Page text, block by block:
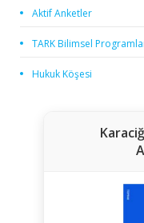
Aktif Anketler
TARK Bilimsel
Hukuk Köşesi